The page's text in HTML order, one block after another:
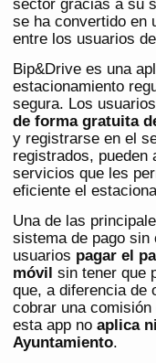
sector gracias a su
se ha convertido en
entre los usuarios
Bip&Drive es una
estacionamiento
segura. Los
de forma gratuita
y registrarse en el
registrados, pueden
servicios que les
eficiente el
Una de las
sistema de pago sin
usuarios pagar el
móvil sin tener que
que, a diferencia de
cobrar una
esta app no aplica
Ayuntamiento.